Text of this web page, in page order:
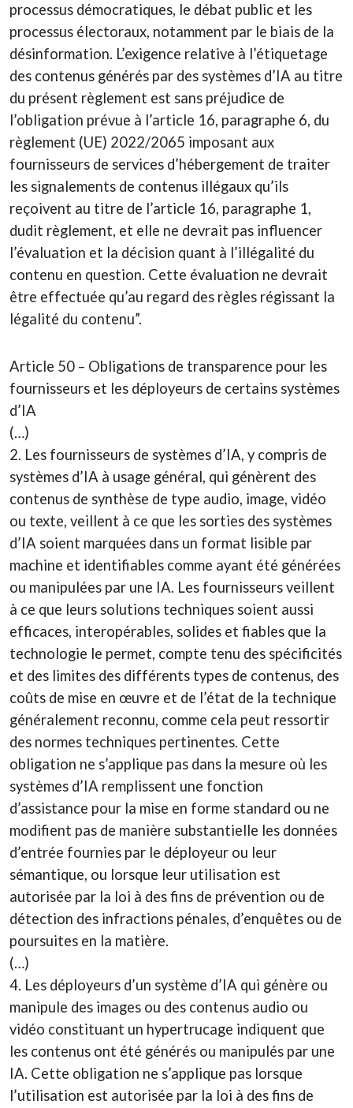
processus démocratiques, le débat public et les
processus électoraux, notamment par le biais de la
désinformation. L’exigence relative à l’étiquetage
des contenus générés par des systèmes d’IA au titre
du présent règlement est sans préjudice de
l’obligation prévue à l’article 16, paragraphe 6, du
règlement (UE) 2022/2065 imposant aux
fournisseurs de services d’hébergement de traiter
les signalements de contenus illégaux qu’ils
reçoivent au titre de l’article 16, paragraphe 1,
dudit règlement, et elle ne devrait pas influencer
l’évaluation et la décision quant à l’illégalité du
contenu en question. Cette évaluation ne devrait
être effectuée qu’au regard des règles régissant la
légalité du contenu”.
Article 50 – Obligations de transparence pour les
fournisseurs et les déployeurs de certains systèmes
d’IA
(…)
2. Les fournisseurs de systèmes d’IA, y compris de
systèmes d’IA à usage général, qui génèrent des
contenus de synthèse de type audio, image, vidéo
ou texte, veillent à ce que les sorties des systèmes
d’IA soient marquées dans un format lisible par
machine et identifiables comme ayant été générées
ou manipulées par une IA. Les fournisseurs veillent
à ce que leurs solutions techniques soient aussi
efficaces, interopérables, solides et fiables que la
technologie le permet, compte tenu des spécificités
et des limites des différents types de contenus, des
coûts de mise en œuvre et de l’état de la technique
généralement reconnu, comme cela peut ressortir
des normes techniques pertinentes. Cette
obligation ne s’applique pas dans la mesure où les
systèmes d’IA remplissent une fonction
d’assistance pour la mise en forme standard ou ne
modifient pas de manière substantielle les données
d’entrée fournies par le déployeur ou leur
sémantique, ou lorsque leur utilisation est
autorisée par la loi à des fins de prévention ou de
détection des infractions pénales, d’enquêtes ou de
poursuites en la matière.
(…)
4. Les déployeurs d’un système d’IA qui génère ou
manipule des images ou des contenus audio ou
vidéo constituant un hypertrucage indiquent que
les contenus ont été générés ou manipulés par une
IA. Cette obligation ne s’applique pas lorsque
l’utilisation est autorisée par la loi à des fins de